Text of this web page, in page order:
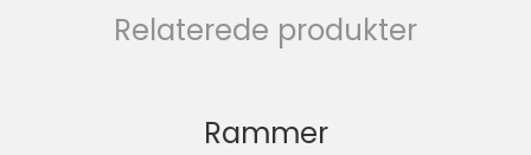
Relaterede produkter
Rammer